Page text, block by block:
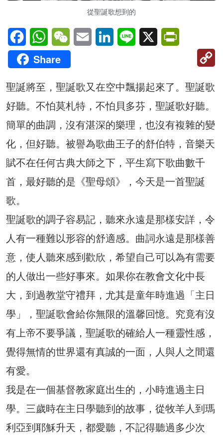
從聖誕歌想到的
FacebookWhatsAppWeChatEmail LinkedInLine X
Share
聖誕將至，聖誕歌又在空中飄揚起來了。聖誕歌
好聽。不怕莫札特，不怕貝多芬，聖誕歌好聽。
簡單的曲調，沒有湛深的樂理，也沒有複雜的變
化，但好聽。被譽為歌曲王子的舒伯特，音樂天
賦不在任何古典大師之下，平生寫下歌曲數千
首，最好聽的是《聖母頌》，今天是一首聖誕
歌。
聖誕歌的調子容易記，聽來永遠是那樣安詳，令
人有一種難以形容的舒適感。曲詞永遠是那樣善
意，使人聽來感到歡欣，希望自己可以為有需要
的人做出一些好事來。如果你在教會文化中長
大，到過教堂守禮拜，尤其是童年時進過「主日
學」，聖誕歌會給你無限的溫馨回憶。究竟有沒
有上帝不要爭議，聖誕歌的確給人一種靈性感，
覺得無情的世界還有真誠的一面，人與人之間還
有愛。
我是在一個基督教家庭出生的，小時進過主日
學。三歲時在主日學聽到的故事，從牧羊人到瑪
利亞到耶穌升天，都愛聽，不記得聽過多少次